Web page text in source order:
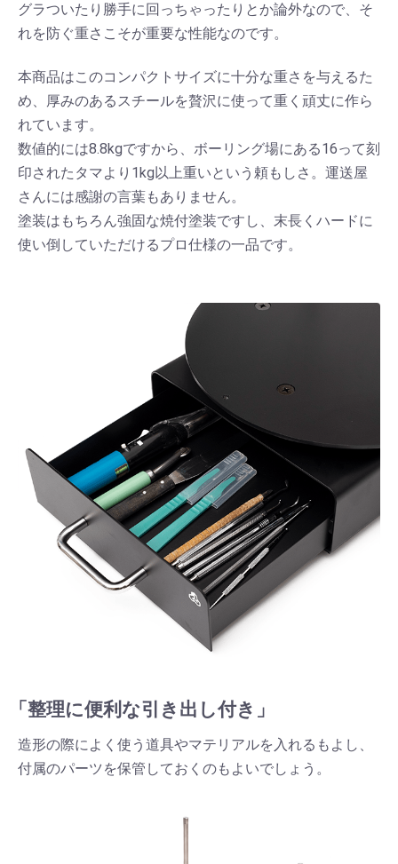
グラついたり勝手に回っちゃったりとか論外なので、そ
れを防ぐ重さこそが重要な性能なのです。
本商品はこのコンパクトサイズに十分な重さを与えるた
め、厚みのあるスチールを贅沢に使って重く頑丈に作ら
れています。
数値的には8.8kgですから、ボーリング場にある16って刻
印されたタマより1kg以上重いという頼もしさ。運送屋
さんには感謝の言葉もありません。
塗装はもちろん強固な焼付塗装ですし、末長くハードに
使い倒していただけるプロ仕様の一品です。
「整理に便利な引き出し付き」
造形の際によく使う道具やマテリアルを入れるもよし、
付属のパーツを保管しておくのもよいでしょう。